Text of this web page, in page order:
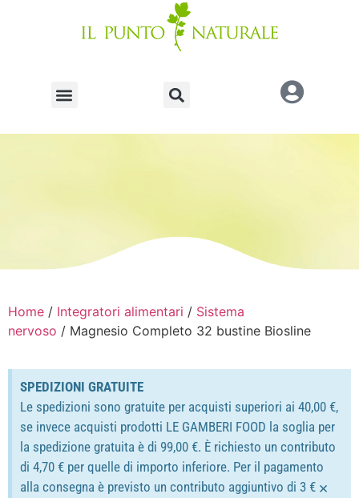
Home / Integratori alimentari / Sistema
nervoso / Magnesio Completo 32 bustine Biosline
SPEDIZIONI GRATUITE
Le spedizioni sono gratuite per acquisti superiori ai 40,00 €,
se invece acquisti prodotti LE GAMBERI FOOD la soglia per
la spedizione gratuita è di 99,00 €. È richiesto un contributo
di 4,70 € per quelle di importo inferiore. Per il pagamento
alla consegna è previsto un contributo aggiuntivo di 3 € ×